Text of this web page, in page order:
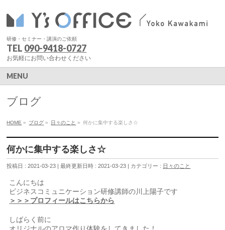
研修・セミナー・講演のご依頼
TEL 090-9418-0727
お気軽にお問い合わせください
MENU
ブログ
HOME » ブログ » 日々のこと » 何かに集中する楽しさ☆
何かに集中する楽しさ☆
投稿日 : 2021-03-23 最終更新日時 : 2021-03-23 カテゴリー : 日々のこと
こんにちは
ビジネスコミュニケーション研修講師の川上陽子です
＞＞＞プロフィールはこちらから
しばらく前に